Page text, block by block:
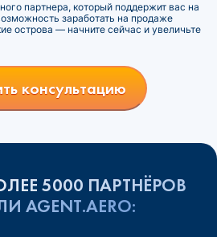
партнера, который поддержит вас на
заработать на продаже
острова — начните сейчас и увеличьте
консультацию
5000 ПАРТНЁРОВ
AGENT.AERO: